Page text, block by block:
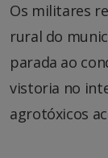
Os militares
rural do
parada ao
vistoria no
agrotóxicos